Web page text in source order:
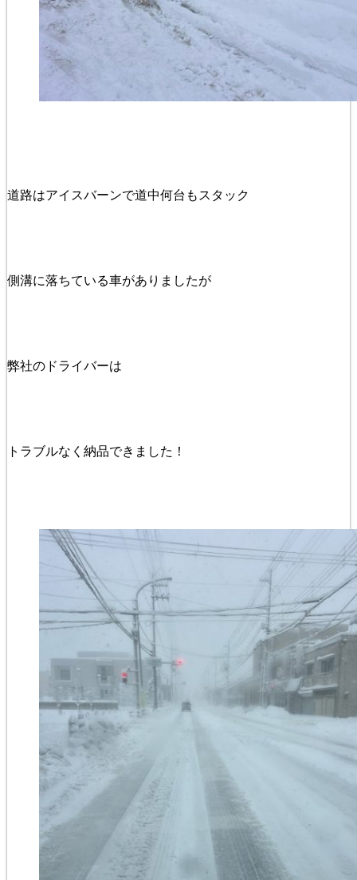
道路はアイスバーンで道中何台もスタック
側溝に落ちている車がありましたが
弊社のドライバーは
トラブルなく納品できました！